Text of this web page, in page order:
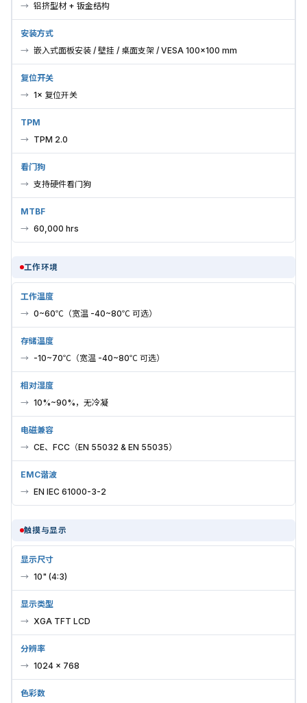
铝挤型材 + 钣金结构
安装方式
嵌入式面板安装 / 壁挂 / 桌面支架 / VESA 100×100 mm
复位开关
1× 复位开关
TPM
TPM 2.0
看门狗
支持硬件看门狗
MTBF
60,000 hrs
工作环境
工作温度
0~60℃（宽温 -40~80℃ 可选）
存储温度
-10~70℃（宽温 -40~80℃ 可选）
相对湿度
10%~90%，无冷凝
电磁兼容
CE、FCC（EN 55032 & EN 55035）
EMC谐波
EN IEC 61000-3-2
触摸与显示
显示尺寸
10" (4:3)
显示类型
XGA TFT LCD
分辨率
1024 × 768
色彩数